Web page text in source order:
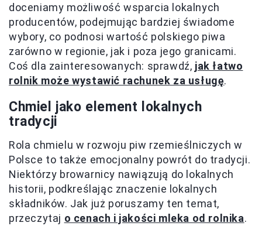
doceniamy możliwość wsparcia lokalnych
producentów, podejmując bardziej świadome
wybory, co podnosi wartość polskiego piwa
zarówno w regionie, jak i poza jego granicami.
Coś dla zainteresowanych: sprawdź, jak łatwo
rolnik może wystawić rachunek za usługę.
Chmiel jako element lokalnych
tradycji
Rola chmielu w rozwoju piw rzemieślniczych w
Polsce to także emocjonalny powrót do tradycji.
Niektórzy browarnicy nawiązują do lokalnych
historii, podkreślając znaczenie lokalnych
składników. Jak już poruszamy ten temat,
przeczytaj o cenach i jakości mleka od rolnika.